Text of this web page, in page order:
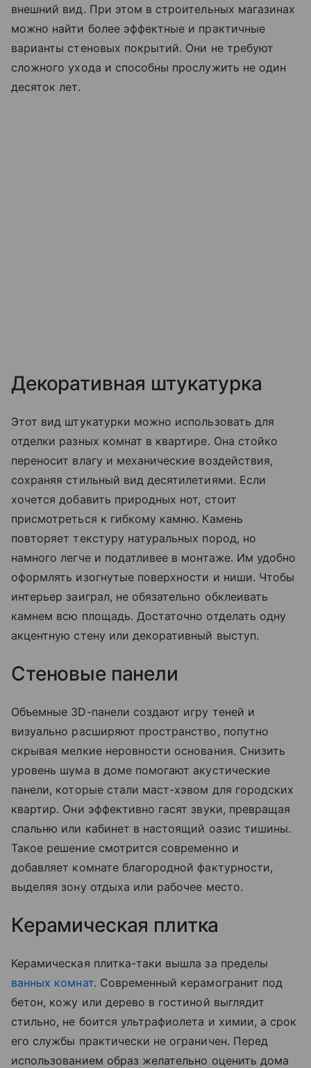
внешний вид. При этом в строительных магазинах
можно найти более эффектные и практичные
варианты стеновых покрытий. Они не требуют
сложного ухода и способны прослужить не один
десяток лет.
Декоративная штукатурка
Этот вид штукатурки можно использовать для
отделки разных комнат в квартире. Она стойко
переносит влагу и механические воздействия,
сохраняя стильный вид десятилетиями. Если
хочется добавить природных нот, стоит
присмотреться к гибкому камню. Камень
повторяет текстуру натуральных пород, но
намного легче и податливее в монтаже. Им удобно
оформлять изогнутые поверхности и ниши. Чтобы
интерьер заиграл, не обязательно обклеивать
камнем всю площадь. Достаточно отделать одну
акцентную стену или декоративный выступ.
Стеновые панели
Объемные 3D-панели создают игру теней и
визуально расширяют пространство, попутно
скрывая мелкие неровности основания. Снизить
уровень шума в доме помогают акустические
панели, которые стали маст-хэвом для городских
квартир. Они эффективно гасят звуки, превращая
спальню или кабинет в настоящий оазис тишины.
Такое решение смотрится современно и
добавляет комнате благородной фактурности,
выделяя зону отдыха или рабочее место.
Керамическая плитка
Керамическая плитка-таки вышла за пределы
ванных комнат. Современный керамогранит под
бетон, кожу или дерево в гостиной выглядит
стильно, не боится ультрафиолета и химии, а срок
его службы практически не ограничен. Перед
использованием образ желательно оценить дома